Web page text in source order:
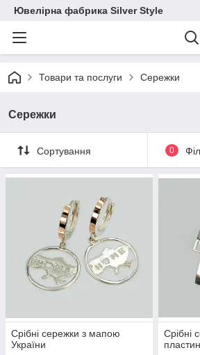
Ювелірна фабрика Silver Style
Товари та послуги Сережки
Сережки
Сортування 0
Срібні сережки з мапою
України
Срібні